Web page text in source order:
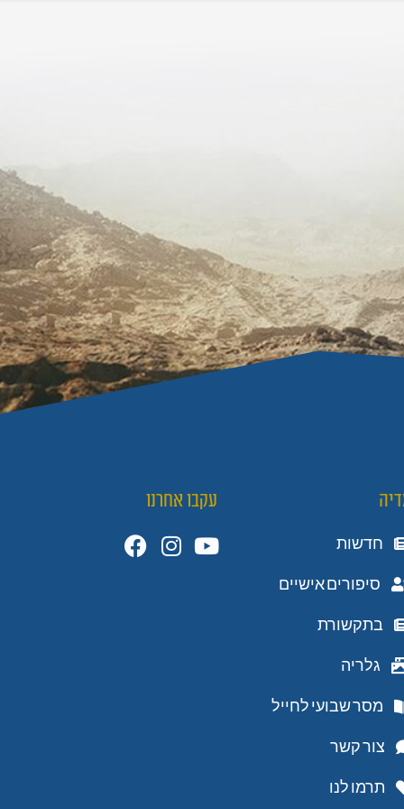
חדשות
סיפורים אישיים
בתקשורת
גלריה
מסר שבועי לחייל
צור קשר
תרמו לנו
עקבו אחרנו